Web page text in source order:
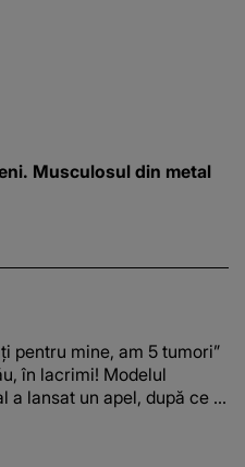
Musculosul din metal
pentru mine, am 5 tumori”
în lacrimi! Modelul
a lansat un apel, după ce a